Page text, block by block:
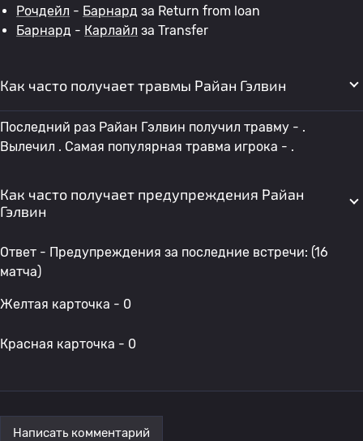
Рочдейл - Барнард за Return from loan
Барнард - Карлайл за Transfer
Как часто получает травмы Райан Гэлвин
Последний раз Райан Гэлвин получил травму - .
Вылечил . Самая популярная травма игрока - .
Как часто получает предупреждения Райан
Гэлвин
Ответ - Предупреждения за последние встречи: (16
матча)
Желтая карточка - 0
Красная карточка - 0
Написать комментарий